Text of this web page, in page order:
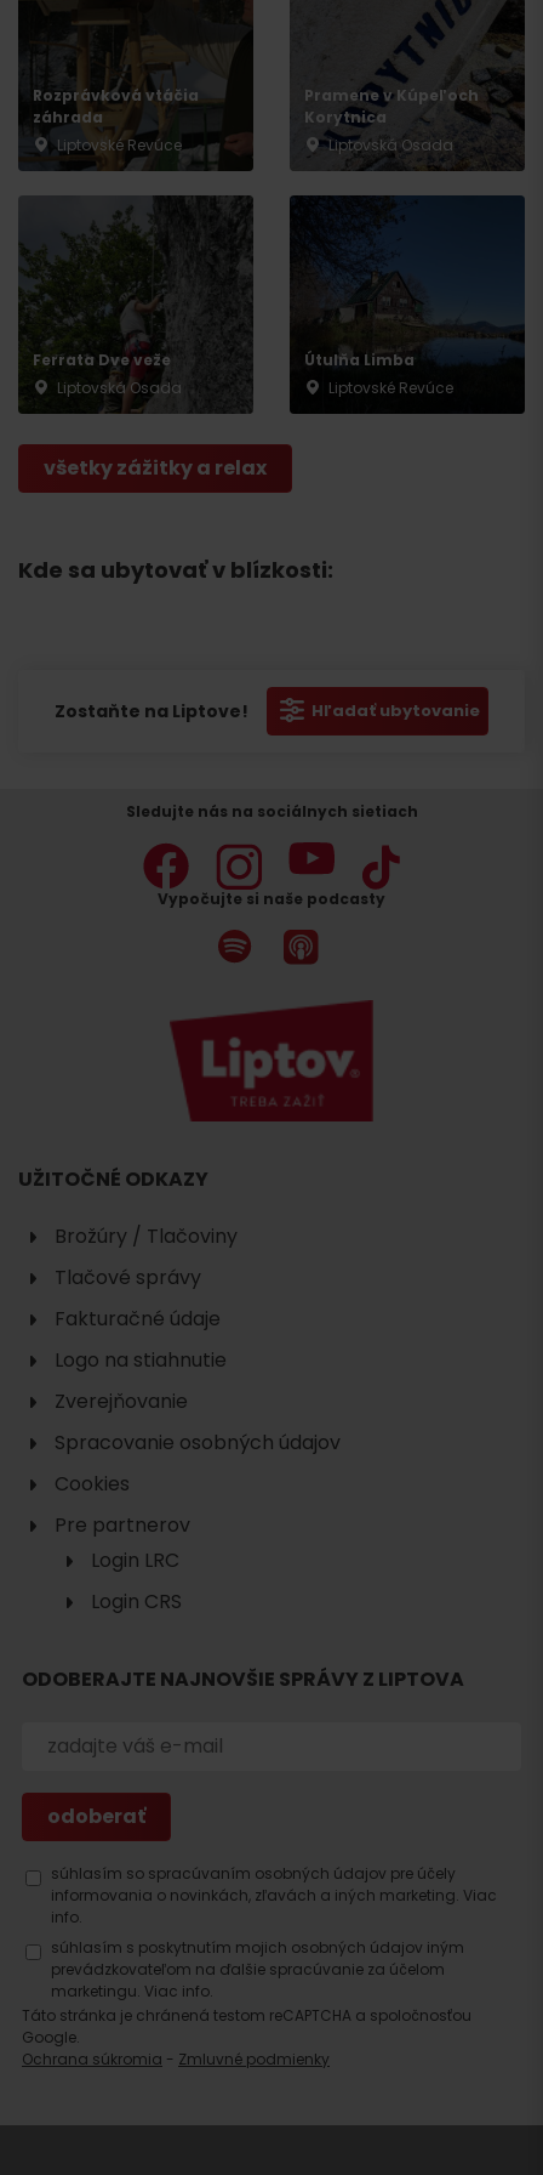
Rozprávková vtáčia
záhrada
Liptovské Revúce
Pramene v Kúpeľoch
Korytnica
Liptovská Osada
Ferrata Dve veže
Liptovská Osada
Útulňa Limba
Liptovské Revúce
všetky zážitky a relax
Kde sa ubytovať v blízkosti:
Zostaňte na Liptove! Hľadať ubytovanie
Hľadať
Sledujte nás na sociálnych sietiach
Vypočujte si naše podcasty
UŽITOČNÉ ODKAZY
Brožúry / Tlačoviny
Tlačové správy
Fakturačné údaje
Logo na stiahnutie
Zverejňovanie
Spracovanie osobných údajov
Cookies
Pre partnerov
Login LRC
Login CRS
ODOBERAJTE NAJNOVŠIE SPRÁVY Z LIPTOVA
súhlasím so spracúvaním osobných údajov pre účely
informovania o novinkách, zľavách a iných marketing. Viac
info.
súhlasím s poskytnutím mojich osobných údajov iným
prevádzkovateľom na ďalšie spracúvanie za účelom
marketingu. Viac info.
Táto stránka je chránená testom reCAPTCHA a spoločnosťou
Google.
Ochrana súkromia - Zmluvné podmienky